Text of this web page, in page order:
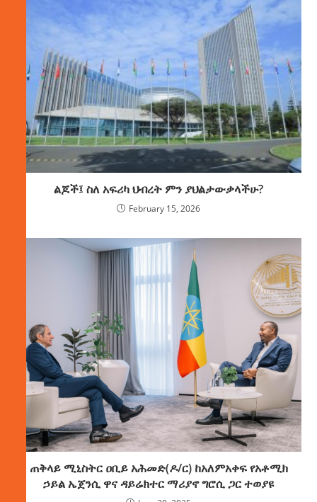
ልጆች፤ ስለ አፍሪካ ህብረት ምን ያህልታውቃላችሁ?
February 15, 2026
ጠቅላይ ሚኒስትር ዐቢይ አሕመድ(ዶ/ር) ከአለምአቀፍ የአቶሚክ
ኃይል ኤጀንሲ ዋና ዳይሬክተር ማሪያኖ ግሮሲ ጋር ተወያዩ